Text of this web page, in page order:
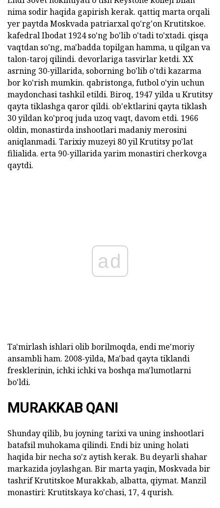
nima sodir haqida gapirish kerak. qattiq marta orqali
yer paytda Moskvada patriarxal qo'rg'on Krutitskoe.
kafedral Ibodat 1924 so'ng bo'lib o'tadi to'xtadi. qisqa
vaqtdan so'ng, ma'badda topilgan hamma, u qilgan va
talon-taroj qilindi. devorlariga tasvirlar ketdi. XX
asrning 30-yillarida, soborning bo'lib o'tdi kazarma
bor ko'rish mumkin. qabristonga, futbol o'yin uchun
maydonchasi tashkil etildi. Biroq, 1947 yilda u Krutitsy
qayta tiklashga qaror qildi. ob'ektlarini qayta tiklash
30 yildan ko'proq juda uzoq vaqt, davom etdi. 1966
oldin, monastirda inshootlari madaniy merosini
aniqlanmadi. Tarixiy muzeyi 80 yil Krutitsy po'lat
filialida. erta 90-yillarida yarim monastiri cherkovga
qaytdi.
ad
Ta'mirlash ishlari olib borilmoqda, endi me'moriy
ansambli ham. 2008-yilda, Ma'bad qayta tiklandi
fresklerinin, ichki ichki va boshqa ma'lumotlarni
bo'ldi.
MURAKKAB QANI
Shunday qilib, bu joyning tarixi va uning inshootlari
batafsil muhokama qilindi. Endi biz uning holati
haqida bir necha so'z aytish kerak. Bu deyarli shahar
markazida joylashgan. Bir marta yaqin, Moskvada bir
tashrif Krutitskoe Murakkab, albatta, qiymat. Manzil
monastiri: Krutitskaya ko'chasi, 17, 4 qurish.